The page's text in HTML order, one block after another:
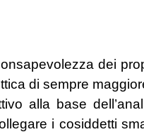
dei
di sempre
alla base
i cosiddetti